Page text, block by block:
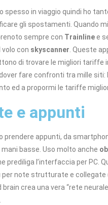
spesso in viaggio quindi ho
gli spostamenti. Quando
sempre con Trainlinee
volo con skyscanner . Queste
di trovare le migliori tariffe
fare confronti tra mille siti:
ed a propormi le tariffe
e appunti
prendere appunti, da
mani basse. Uso molto anche
prediliga l’interfaccia per PC.
per note strutturate e collegate
brain crea una vera “rete